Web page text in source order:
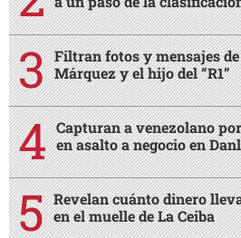
Filtran fotos y mensajes
Márquez y el hijo del “R1”
Capturan a venezolano
en asalto a negocio en
Revelan cuánto dinero
en el muelle de La Ceiba